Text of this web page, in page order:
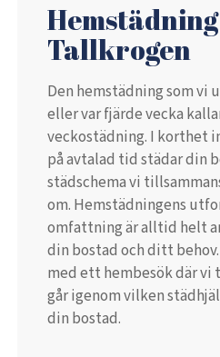
Tallkrogen
Den hemstädning som vi
eller var fjärde vecka
veckostädning. I korthet
på avtalad tid städar din
städschema vi
om. Hemstädningens
omfattning är alltid helt
din bostad och ditt
med ett hembesök där vi
går igenom vilken
din bostad.